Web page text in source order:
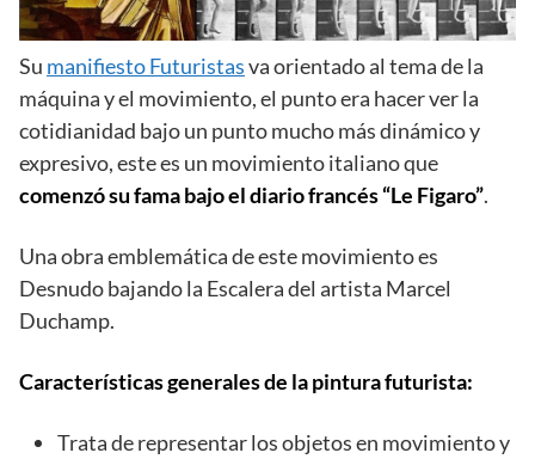
Su manifiesto Futuristasva orientado al tema de la
máquina y el movimiento, el punto era hacer ver la
cotidianidad bajo un punto mucho más dinámico y
expresivo, este es un movimiento italiano que
comenzó su fama bajo el diario francés “Le Figaro”.
Una obra emblemática de este movimiento es
Desnudo bajando la Escalera del artista Marcel
Duchamp.
Características generales de la pintura futurista:
Trata de representar los objetos en movimiento y